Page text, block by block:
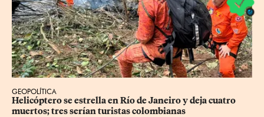
GEOPOLÍTICA
Helicóptero se estrella en Río de Janeiro y deja cuatro
muertos; tres serían turistas colombianas